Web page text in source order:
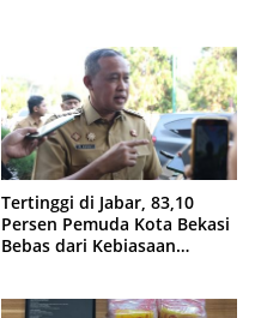
Tertinggi di Jabar, 83,10
Persen Pemuda Kota Bekasi
Bebas dari Kebiasaan